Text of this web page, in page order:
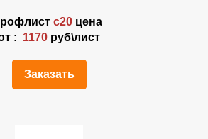
с20 цена
: 1170 руб\лист
Заказать